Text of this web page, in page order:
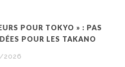
POUR TOKYO » : PAS
POUR LES TAKANO